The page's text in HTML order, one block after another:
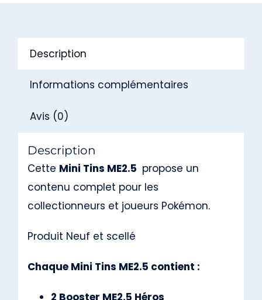
Tins
ME2.5
Transcendants
FR
Description
Informations complémentaires
Avis (0)
Description
Cette Mini Tins ME2.5 propose un
contenu complet pour les
collectionneurs et joueurs Pokémon.
Produit Neuf et scellé
Chaque Mini Tins ME2.5 contient :